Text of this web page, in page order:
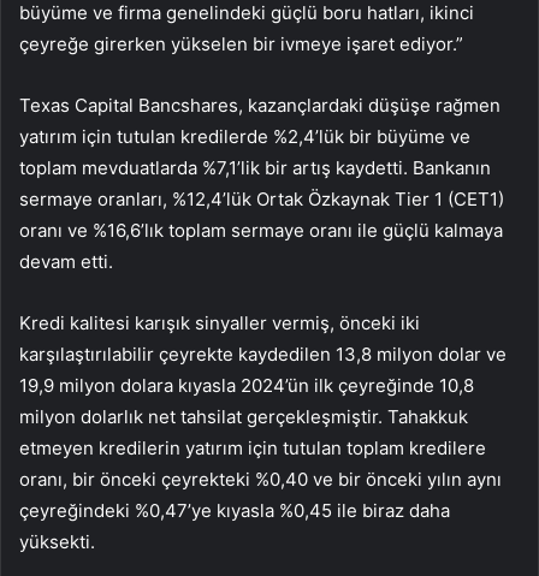
büyüme ve firma genelindeki güçlü boru hatları, ikinci
çeyreğe girerken yükselen bir ivmeye işaret ediyor.”
Texas Capital Bancshares, kazançlardaki düşüşe rağmen
yatırım için tutulan kredilerde %2,4’lük bir büyüme ve
toplam mevduatlarda %7,1’lik bir artış kaydetti. Bankanın
sermaye oranları, %12,4’lük Ortak Özkaynak Tier 1 (CET1)
oranı ve %16,6’lık toplam sermaye oranı ile güçlü kalmaya
devam etti.
Kredi kalitesi karışık sinyaller vermiş, önceki iki
karşılaştırılabilir çeyrekte kaydedilen 13,8 milyon dolar ve
19,9 milyon dolara kıyasla 2024’ün ilk çeyreğinde 10,8
milyon dolarlık net tahsilat gerçekleşmiştir. Tahakkuk
etmeyen kredilerin yatırım için tutulan toplam kredilere
oranı, bir önceki çeyrekteki %0,40 ve bir önceki yılın aynı
çeyreğindeki %0,47’ye kıyasla %0,45 ile biraz daha
yüksekti.